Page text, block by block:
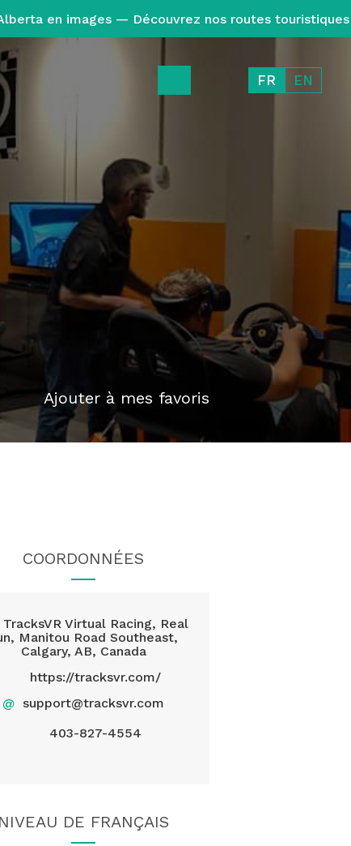
en images — Découvrez nos routes touristiques
FR EN
Ajouter à mes favoris
COORDONNÉES
TracksVR Virtual Racing, Real
Manitou Road Southeast,
Calgary, AB, Canada
https://tracksvr.com/
@ support@tracksvr.com
403-827-4554
NIVEAU DE FRANÇAIS